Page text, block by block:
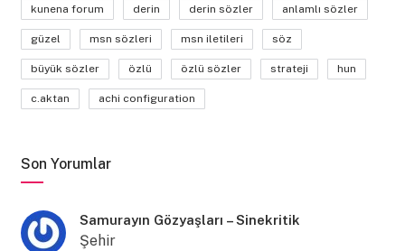
kunena forum derin derin sözler anlamlı sözler
güzel msn sözleri msn iletileri söz
büyük sözler özlü özlü sözler strateji hun
c.aktan achi configuration
Son Yorumlar
Samurayın Gözyaşları – Sinekritik
Şehir